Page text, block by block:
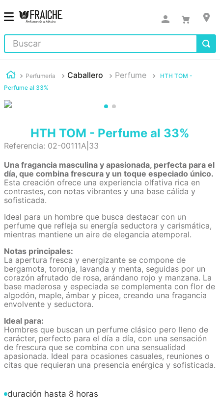
Buscar
Perfumería Caballero Perfume
HTH TOM -
Perfume al 33%
HTH TOM - Perfume al 33%
Referencia: 02-00111A|33
Una fragancia masculina y apasionada, perfecta para el
día, que combina frescura y un toque especiado único.
Esta creación ofrece una experiencia olfativa rica en
contrastes, con notas vibrantes y una base cálida y
sofisticada.
Ideal para un hombre que busca destacar con un
perfume que refleja su energía seductora y carismática,
mientras mantiene un aire de elegancia atemporal.
Notas principales:
La apertura fresca y energizante se compone de
bergamota, toronja, lavanda y menta, seguidas por un
corazón afrutado de rosa, arándano rojo y manzana. La
base maderosa y especiada se complementa con flor de
algodón, maple, ámbar y picea, creando una fragancia
envolvente y seductora.
Ideal para:
Hombres que buscan un perfume clásico pero lleno de
carácter, perfecto para el día a día, con una sensación
de frescura que se combina con una sensualidad
apasionada. Ideal para ocasiones casuales, reuniones o
citas que requieran una presencia enérgica y sofisticada.
duración hasta 8 horas